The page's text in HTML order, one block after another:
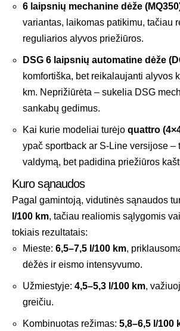
6 laipsnių mechanine dėže
variantas, laikomas patikimu, tačiau
reguliarios alyvos priežiūros.
DSG 6 laipsnių automatine dėže
komfortiška, bet reikalaujanti alyvos
km. Neprižiūrėta – sukelia DSG
sankabų gedimus.
Kai kurie modeliai turėjo quattro
ypač sportback ar S-Line versijose –
valdymą, bet padidina priežiūros
Kuro sąnaudos
Pagal gamintoją, vidutinės sąnaudos
l/100 km, tačiau realiomis sąlygomis
tokiais rezultatais:
Mieste: 6,5–7,5 l/100 km,
dėžės ir eismo intensyvumo.
Užmiestyje: 4,5–5,3 l/100 km,
greičiu.
Kombinuotas režimas: 5,8–6,5 l/100